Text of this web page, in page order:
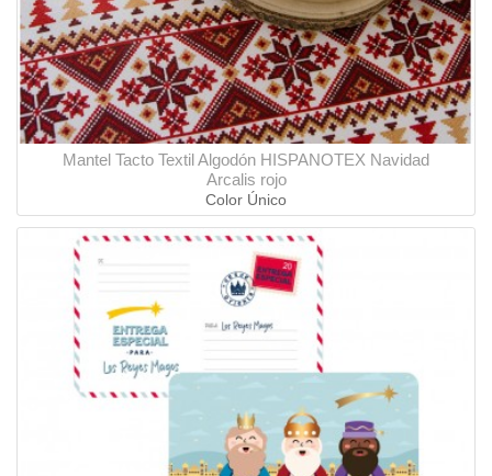
Mantel Tacto Textil Algodón HISPANOTEX Navidad
Arcalis rojo
Color Único